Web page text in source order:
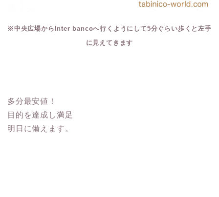
※中央広場からInter bancoへ行くようにして5分ぐらい歩くと左手
に見えてきます
多分最安値！
目的を達成し満足
明日に備えます。